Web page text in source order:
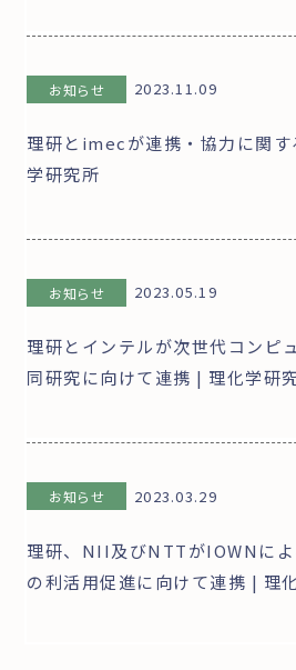
お知らせ 2023.11.09
理研とimecが連携・協力に関
学研究所
お知らせ 2023.05.19
理研とインテルが次世代コンピ
同研究に向けて連携 | 理化学研
お知らせ 2023.03.29
理研、NII及びNTTがIOWNによ
の利活用促進に向けて連携 | 理